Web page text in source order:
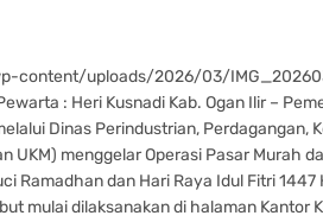
content/uploads/2026/03/
: Heri Kusnadi Kab. Ogan Ilir –
Dinas Perindustrian, Perdagangan,
UKM) menggelar Operasi Pasar Murah
Ramadhan dan Hari Raya Idul Fitri
mulai dilaksanakan di halaman Kantor